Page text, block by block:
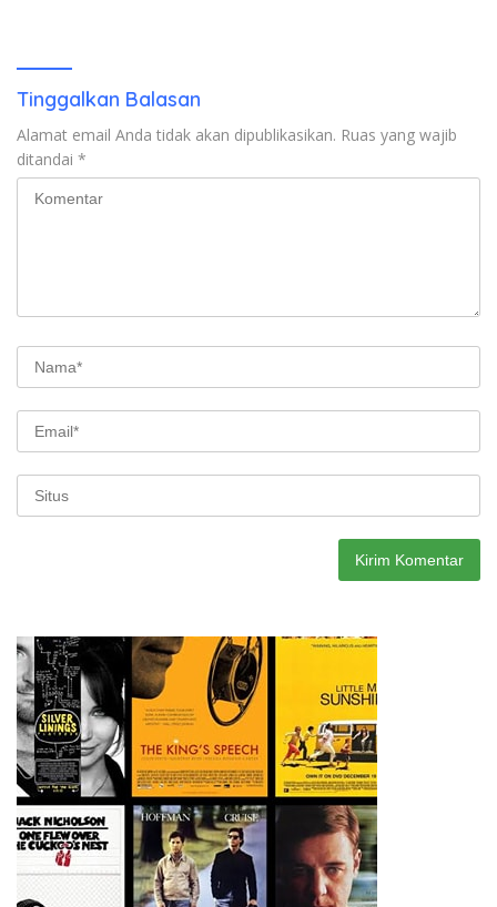
Tinggalkan Balasan
Alamat email Anda tidak akan dipublikasikan. Ruas yang wajib
ditandai *